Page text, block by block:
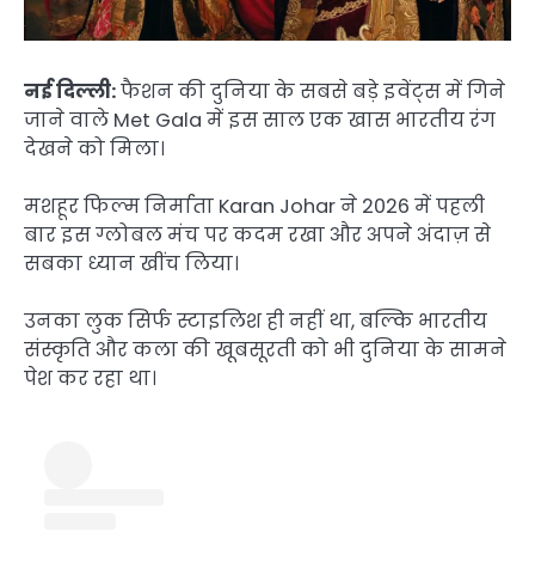
नई दिल्ली:फैशन की दुनिया के सबसे बड़े इवेंट्स में गिने
जाने वाले Met Gala में इस साल एक खास भारतीय रंग
देखने को मिला।
मशहूर फिल्म निर्माता Karan Johar ने 2026 में पहली
बार इस ग्लोबल मंच पर कदम रखा और अपने अंदाज़ से
सबका ध्यान खींच लिया।
उनका लुक सिर्फ स्टाइलिश ही नहीं था, बल्कि भारतीय
संस्कृति और कला की खूबसूरती को भी दुनिया के सामने
पेश कर रहा था।